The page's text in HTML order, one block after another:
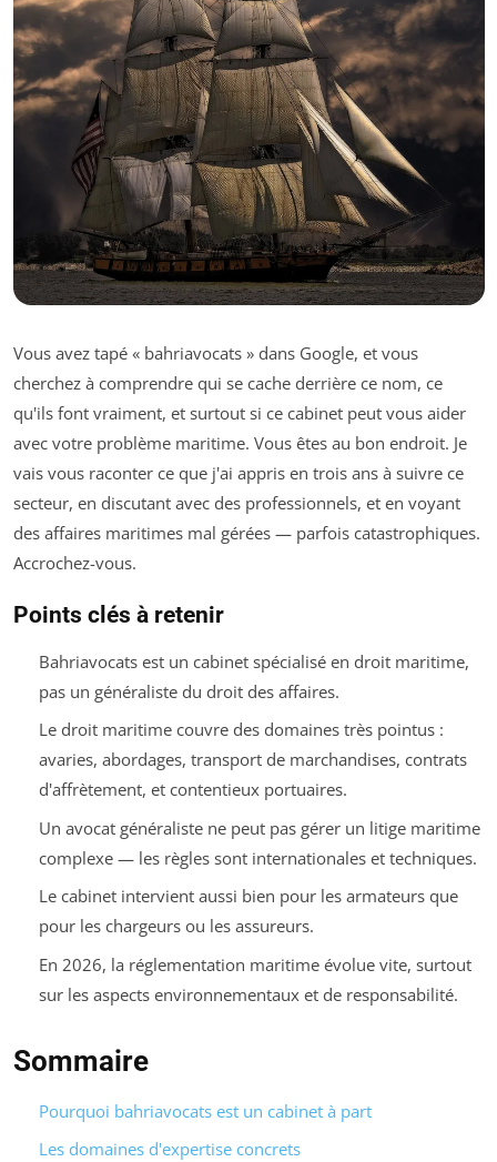
Vous avez tapé « bahriavocats » dans Google, et vous
cherchez à comprendre qui se cache derrière ce nom, ce
qu'ils font vraiment, et surtout si ce cabinet peut vous aider
avec votre problème maritime. Vous êtes au bon endroit. Je
vais vous raconter ce que j'ai appris en trois ans à suivre ce
secteur, en discutant avec des professionnels, et en voyant
des affaires maritimes mal gérées — parfois catastrophiques.
Accrochez-vous.
Points clés à retenir
Bahriavocats est un cabinet spécialisé en droit maritime,
pas un généraliste du droit des affaires.
Le droit maritime couvre des domaines très pointus :
avaries, abordages, transport de marchandises, contrats
d'affrètement, et contentieux portuaires.
Un avocat généraliste ne peut pas gérer un litige maritime
complexe — les règles sont internationales et techniques.
Le cabinet intervient aussi bien pour les armateurs que
pour les chargeurs ou les assureurs.
En 2026, la réglementation maritime évolue vite, surtout
sur les aspects environnementaux et de responsabilité.
Sommaire
Pourquoi bahriavocats est un cabinet à part
Les domaines d'expertise concrets